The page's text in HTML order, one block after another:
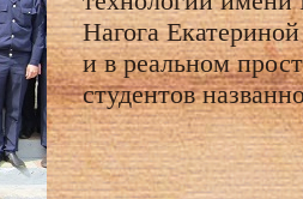
Нагога
и в реальном
студентов